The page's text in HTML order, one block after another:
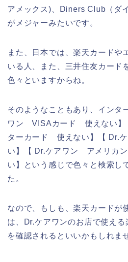
アメックス)、Diners Club（ダ
がメジャーみたいです。
また、日本では、楽天カードや
いる人、また、三井住友カード
色々といますからね。
そのようなこともあり、インタ
ワン VISAカード 使えない】
ターカード 使えない】【 Dr.
い】【 Dr.ケアワン アメリカ
い】という感じで色々と検索し
た。
なので、もしも、楽天カードが
は、Dr.ケアワンのお店で使え
を確認されるといいかもしれま